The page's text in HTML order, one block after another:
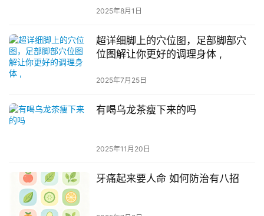
2025年8月1日
超详细脚上的穴位图，足部脚部穴
位图解让你更好的调理身体 ,
2025年7月25日
有喝乌龙茶瘦下来的吗
2025年11月20日
牙痛起来要人命 如何防治有八招